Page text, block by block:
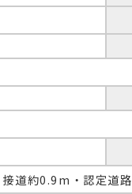
道約0.9m・認定道路